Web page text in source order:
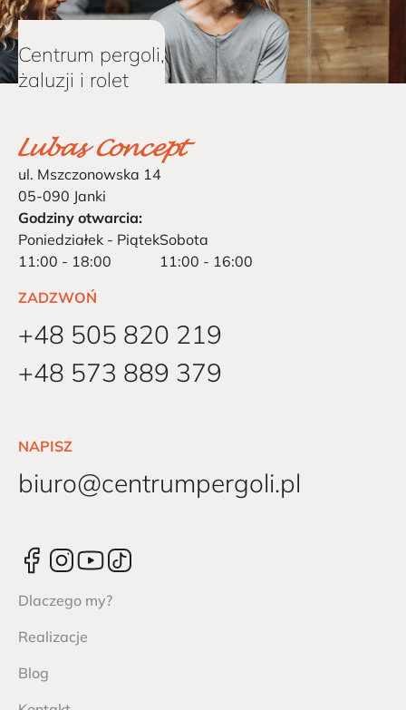
Centrum pergoli,
żaluzji i rolet
ul. Mszczonowska 14
05-090 Janki
Godziny otwarcia:
Poniedziałek - Piątek
11:00 - 18:00
Sobota
11:00 - 16:00
ZADZWOŃ
+48 505 820 219
+48 573 889 379
NAPISZ
biuro@centrumpergoli.pl
Dlaczego my?
Realizacje
Blog